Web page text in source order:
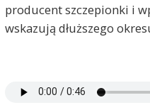
producent szczepionki i
wskazują dłuższego